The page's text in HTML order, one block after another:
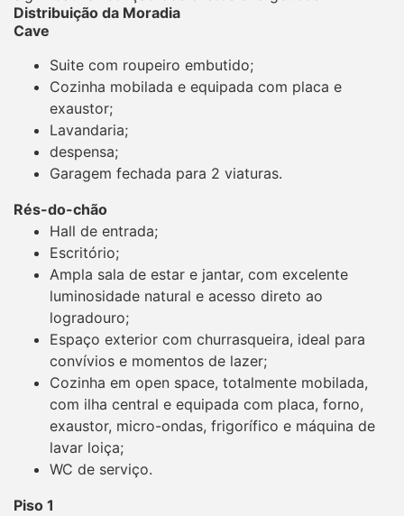
Distribuição da Moradia
Cave
Suite com roupeiro embutido;
Cozinha mobilada e equipada com placa e
exaustor;
Lavandaria;
despensa;
Garagem fechada para 2 viaturas.
Rés-do-chão
Hall de entrada;
Escritório;
Ampla sala de estar e jantar, com excelente
luminosidade natural e acesso direto ao
logradouro;
Espaço exterior com churrasqueira, ideal para
convívios e momentos de lazer;
Cozinha em open space, totalmente mobilada,
com ilha central e equipada com placa, forno,
exaustor, micro-ondas, frigorífico e máquina de
lavar loiça;
WC de serviço.
Piso 1